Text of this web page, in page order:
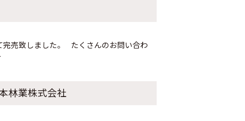
売致しました。 たくさんのお問い合わ
林業株式会社